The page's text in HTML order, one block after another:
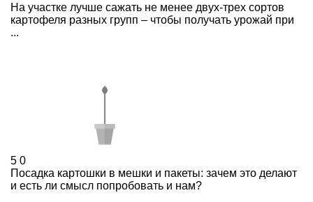
На участке лучше сажать не менее двух-трех сортов
картофеля разных групп – чтобы получать урожай при
...
5 0
Посадка картошки в мешки и пакеты: зачем это делают
и есть ли смысл попробовать и нам?